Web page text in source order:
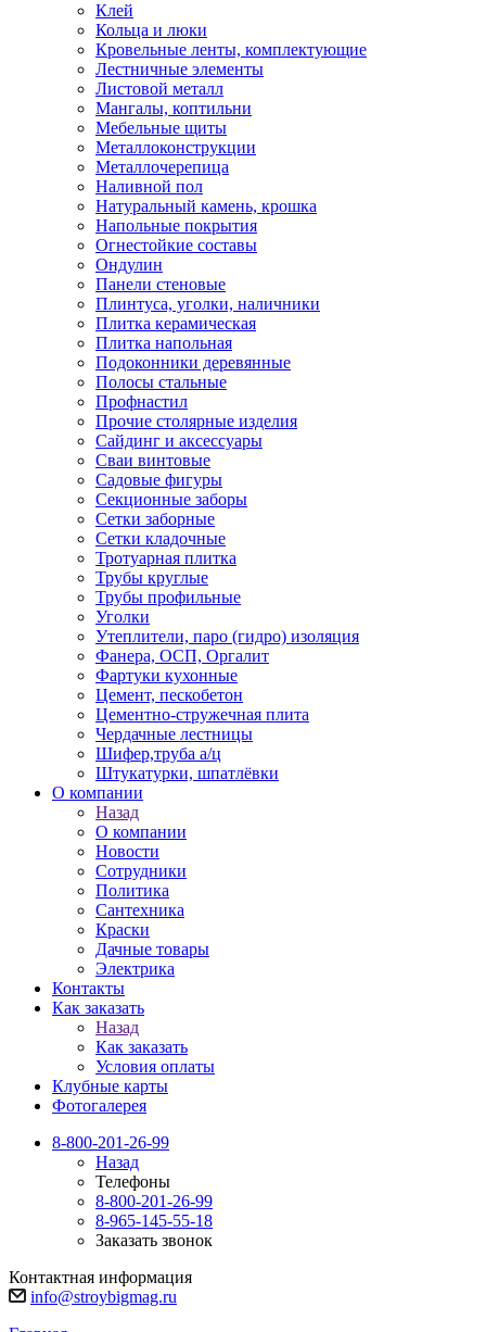
Клей
Кольца и люки
Кровельные ленты, комплектующие
Лестничные элементы
Листовой металл
Мангалы, коптильни
Мебельные щиты
Металлоконструкции
Металлочерепица
Наливной пол
Натуральный камень, крошка
Напольные покрытия
Огнестойкие составы
Ондулин
Панели стеновые
Плинтуса, уголки, наличники
Плитка керамическая
Плитка напольная
Подоконники деревянные
Полосы стальные
Профнастил
Прочие столярные изделия
Сайдинг и аксессуары
Сваи винтовые
Садовые фигуры
Секционные заборы
Сетки заборные
Сетки кладочные
Тротуарная плитка
Трубы круглые
Трубы профильные
Уголки
Утеплители, паро (гидро) изоляция
Фанера, ОСП, Оргалит
Фартуки кухонные
Цемент, пескобетон
Цементно-стружечная плита
Чердачные лестницы
Шифер,труба а/ц
Штукатурки, шпатлёвки
О компании
Назад
О компании
Новости
Сотрудники
Политика
Сантехника
Краски
Дачные товары
Электрика
Контакты
Как заказать
Назад
Как заказать
Условия оплаты
Клубные карты
Фотогалерея
8-800-201-26-99
Назад
Телефоны
8-800-201-26-99
8-965-145-55-18
Заказать звонок
Контактная информация
info@stroybigmag.ru